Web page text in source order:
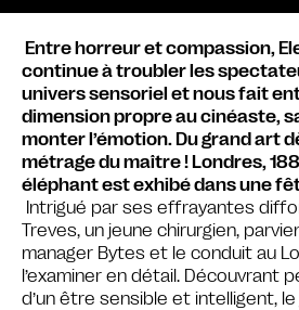
Entre horreur et compassion,
continue à troubler les
univers sensoriel et nous fait
dimension propre au cinéaste,
monter l’émotion. Du grand art
métrage du maître ! Londres,
éléphant est exhibé dans une
Intrigué par ses effrayantes
Treves, un jeune chirurgien,
manager Bytes et le conduit au
l’examiner en détail. Découvrant
d’un être sensible et intelligent,